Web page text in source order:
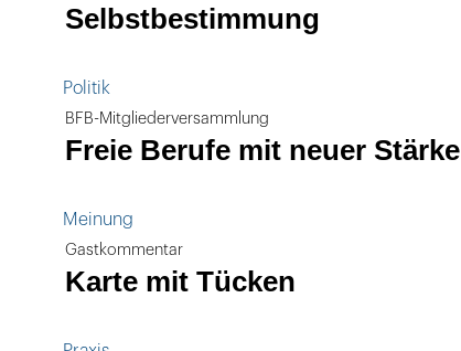
Selbstbestimmung
Politik
BFB-Mitgliederversammlung
Freie Berufe mit neuer Stärke
Meinung
Gastkommentar
Karte mit Tücken